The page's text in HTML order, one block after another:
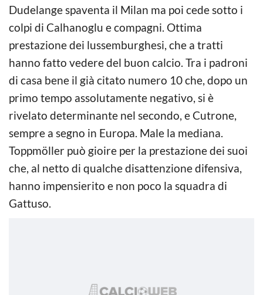
Dudelange spaventa il Milan ma poi cede sotto i
colpi di Calhanoglu e compagni. Ottima
prestazione dei lussemburghesi, che a tratti
hanno fatto vedere del buon calcio. Tra i padroni
di casa bene il già citato numero 10 che, dopo un
primo tempo assolutamente negativo, si è
rivelato determinante nel secondo, e Cutrone,
sempre a segno in Europa. Male la mediana.
Toppmöller può gioire per la prestazione dei suoi
che, al netto di qualche disattenzione difensiva,
hanno impensierito e non poco la squadra di
Gattuso.